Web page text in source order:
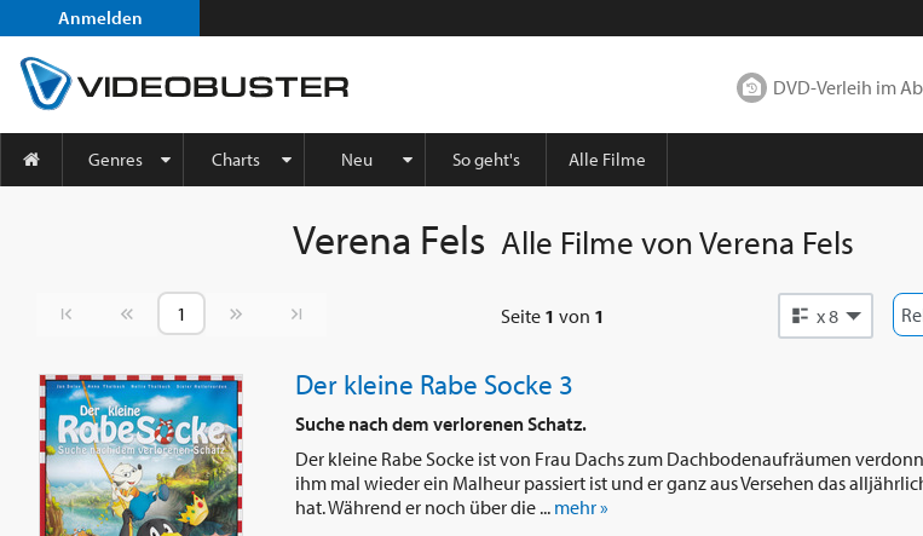
Anmelden
DVD-Verleih im
Genres Charts Neu So geht's Alle Filme
Verena Fels Alle Filme von Verena Fels
Vorherige Seite Nächste Seite Seite 1 von 1 x 8
Der kleine Rabe Socke 3
Suche nach dem verlorenen Schatz.
Der kleine Rabe Socke ist von Frau Dachs zum Dachbodenaufräumen
ihm mal wieder ein Malheur passiert ist und er ganz aus Versehen das
hat. Während er noch über die ... mehr »